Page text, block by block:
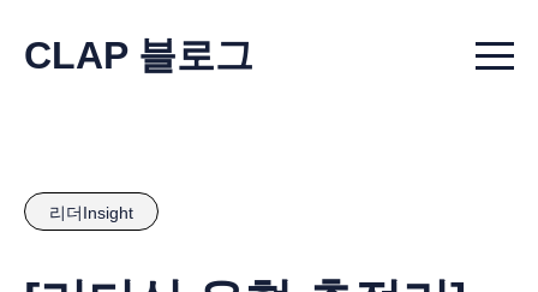
CLAP 블로그 Menu
리더Insight